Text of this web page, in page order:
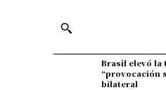
Brasil elevó la
“provocación
bilateral